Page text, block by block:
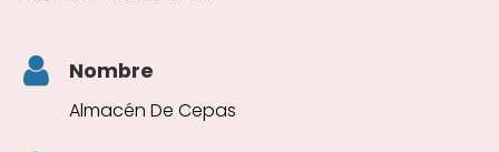
Nombre
Almacén De Cepas